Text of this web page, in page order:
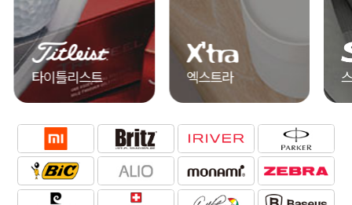
엑스트라 스카이